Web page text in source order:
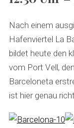
Nach einem
Hafenviertel La
bildet heute den
vom Port Vell,
Barceloneta
ist hier genau